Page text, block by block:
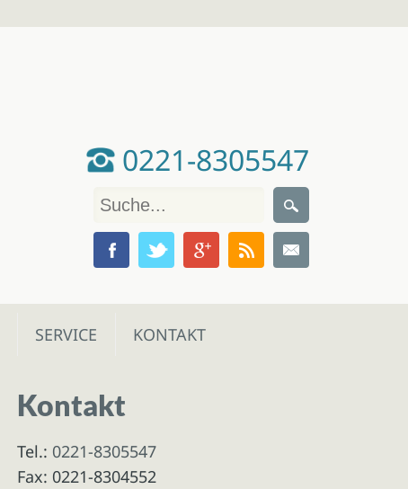
0221-8305547
SERVICE KONTAKT
Kontakt
Tel.: 0221-8305547
Fax: 0221-8304552